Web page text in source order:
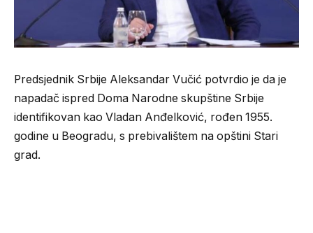
Predsjednik Srbije Aleksandar Vučić potvrdio je da je
napadač ispred Doma Narodne skupštine Srbije
identifikovan kao Vladan Anđelković, rođen 1955.
godine u Beogradu, s prebivalištem na opštini Stari
grad.